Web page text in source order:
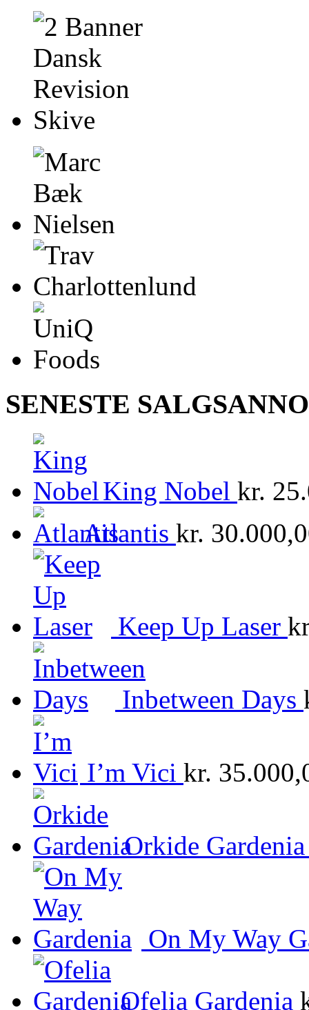
SENESTE
King Nobel kr.
Atlantis kr.
Keep Up Laser
Inbetween Days
I’m Vici kr.
Orkide Gardenia
On My Way
Ofelia Gardenia